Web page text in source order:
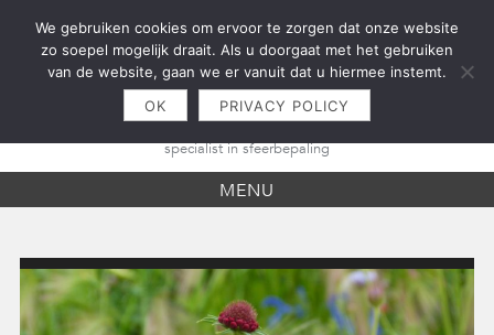
content
specialist in sfeerbepaling
MENU
We gebruiken cookies om ervoor te zorgen dat onze website
zo soepel mogelijk draait. Als u doorgaat met het gebruiken
van de website, gaan we er vanuit dat u hiermee instemt.
OK
PRIVACY POLICY